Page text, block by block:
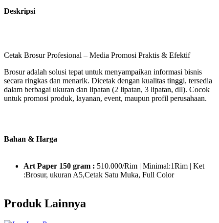
Deskripsi
Cetak Brosur Profesional – Media Promosi Praktis & Efektif
Brosur adalah solusi tepat untuk menyampaikan informasi bisnis
secara ringkas dan menarik. Dicetak dengan kualitas tinggi, tersedia
dalam berbagai ukuran dan lipatan (2 lipatan, 3 lipatan, dll). Cocok
untuk promosi produk, layanan, event, maupun profil perusahaan.
Bahan & Harga
Art Paper 150 gram : 510.000/Rim | Minimal:1Rim | Ket
:Brosur, ukuran A5,Cetak Satu Muka, Full Color
Produk Lainnya